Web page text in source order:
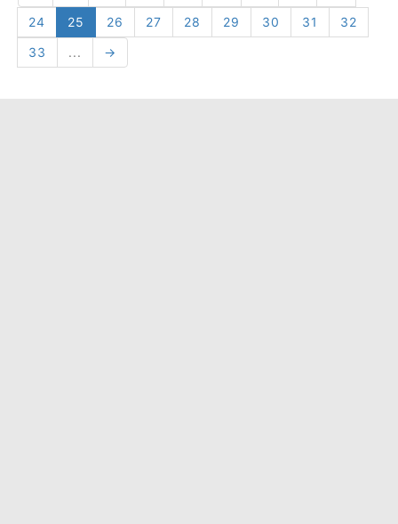
24
25 26 27 28 29 30 31
32
33
... →